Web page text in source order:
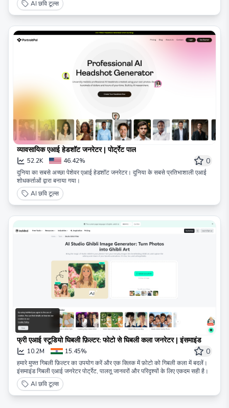
AI छवि टूल्स
व्यावसायिक एआई हेडशॉट जनरेटर | पोर्ट्रेट पाल
52.2K 46.42% 0
दुनिया का सबसे अच्छा पेशेवर एआई हेडशॉट जनरेटर। दुनिया के सबसे प्रतिभाशाली एआई
शोधकर्ताओं द्वारा बनाया गया।
AI छवि टूल्स
फ्री एआई स्टूडियो घिबली फ़िल्टर: फोटो से घिबली कला जनरेटर | इंसमाइंड
10.2M 15.45% 0
हमारे मुफ्त गिबली फ़िल्टर का उपयोग करें और एक क्लिक में फ़ोटो को गिबली कला में बदलें।
इंसमाइंड गिबली एआई जनरेटर पोर्ट्रेट, पालतू जानवरों और परिदृश्यों के लिए एकदम सही है।
AI छवि टूल्स